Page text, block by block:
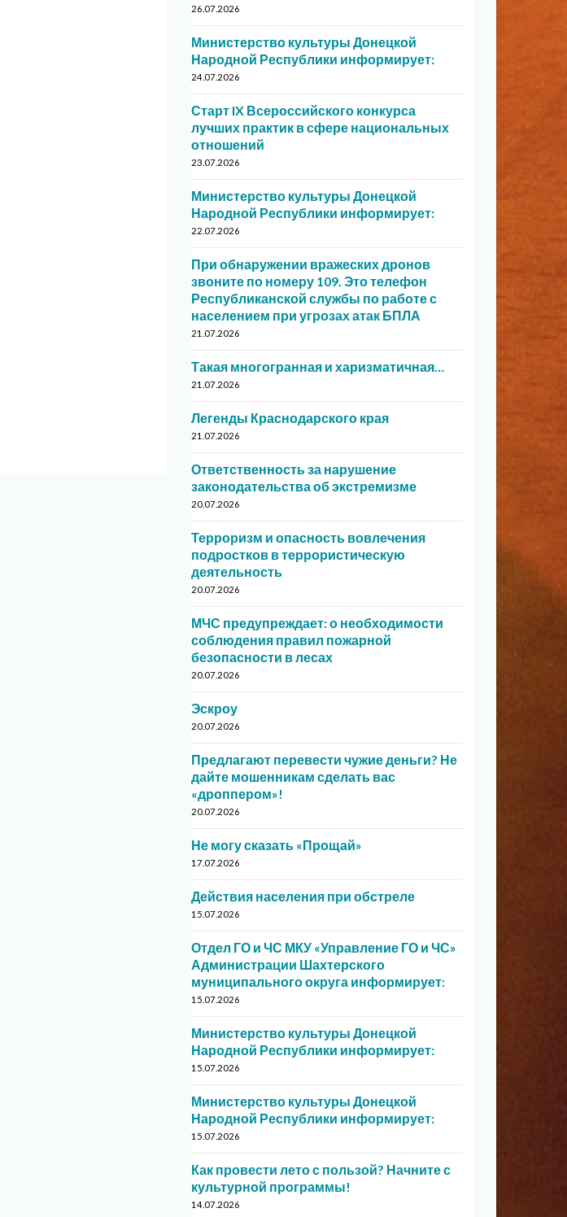
26.07.2026
Министерство культуры Донецкой
Народной Республики информирует:
24.07.2026
Старт IX Всероссийского конкурса
лучших практик в сфере национальных
отношений
23.07.2026
Министерство культуры Донецкой
Народной Республики информирует:
22.07.2026
При обнаружении вражеских дронов
звоните по номеру 109. Это телефон
Республиканской службы по работе с
населением при угрозах атак БПЛА
21.07.2026
Такая многогранная и харизматичная…
21.07.2026
Легенды Краснодарского края
21.07.2026
Ответственность за нарушение
законодательства об экстремизме
20.07.2026
Терроризм и опасность вовлечения
подростков в террористическую
деятельность
20.07.2026
МЧС предупреждает: о необходимости
соблюдения правил пожарной
безопасности в лесах
20.07.2026
Эскроу
20.07.2026
Предлагают перевести чужие деньги? Не
дайте мошенникам сделать вас
«дроппером»!
20.07.2026
Не могу сказать «Прощай»
17.07.2026
Действия населения при обстреле
15.07.2026
Отдел ГО и ЧС МКУ «Управление ГО и ЧС»
Администрации Шахтерского
муниципального округа информирует:
15.07.2026
Министерство культуры Донецкой
Народной Республики информирует:
15.07.2026
Министерство культуры Донецкой
Народной Республики информирует:
15.07.2026
Как провести лето с пользой? Начните с
культурной программы!
14.07.2026